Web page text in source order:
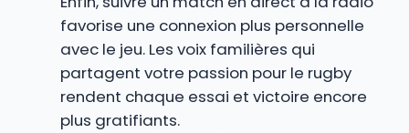
favorise une connexion plus personnelle
avec le jeu. Les voix familières qui
partagent votre passion pour le rugby
rendent chaque essai et victoire encore
plus gratifiants.